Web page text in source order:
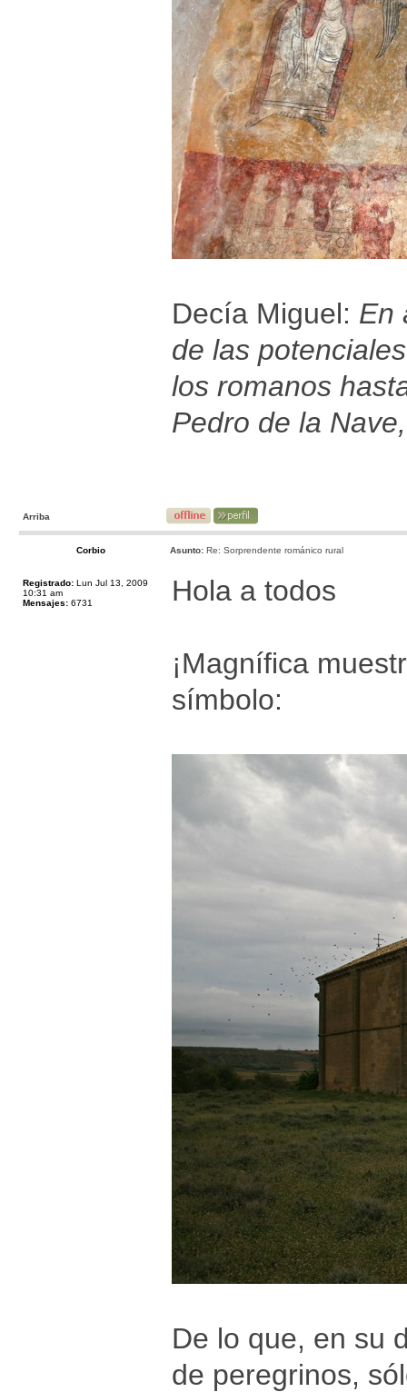
Decía Miguel: En
de las
los romanos
Pedro de la
Arriba
Corbio Asunto: Re: Sorprendente románico rural
Registrado: Lun Jul 13, 2009
10:31 am
Mensajes: 6731 Hola a todos
¡Magnífica
símbolo:
De lo que, en su
de peregrinos,